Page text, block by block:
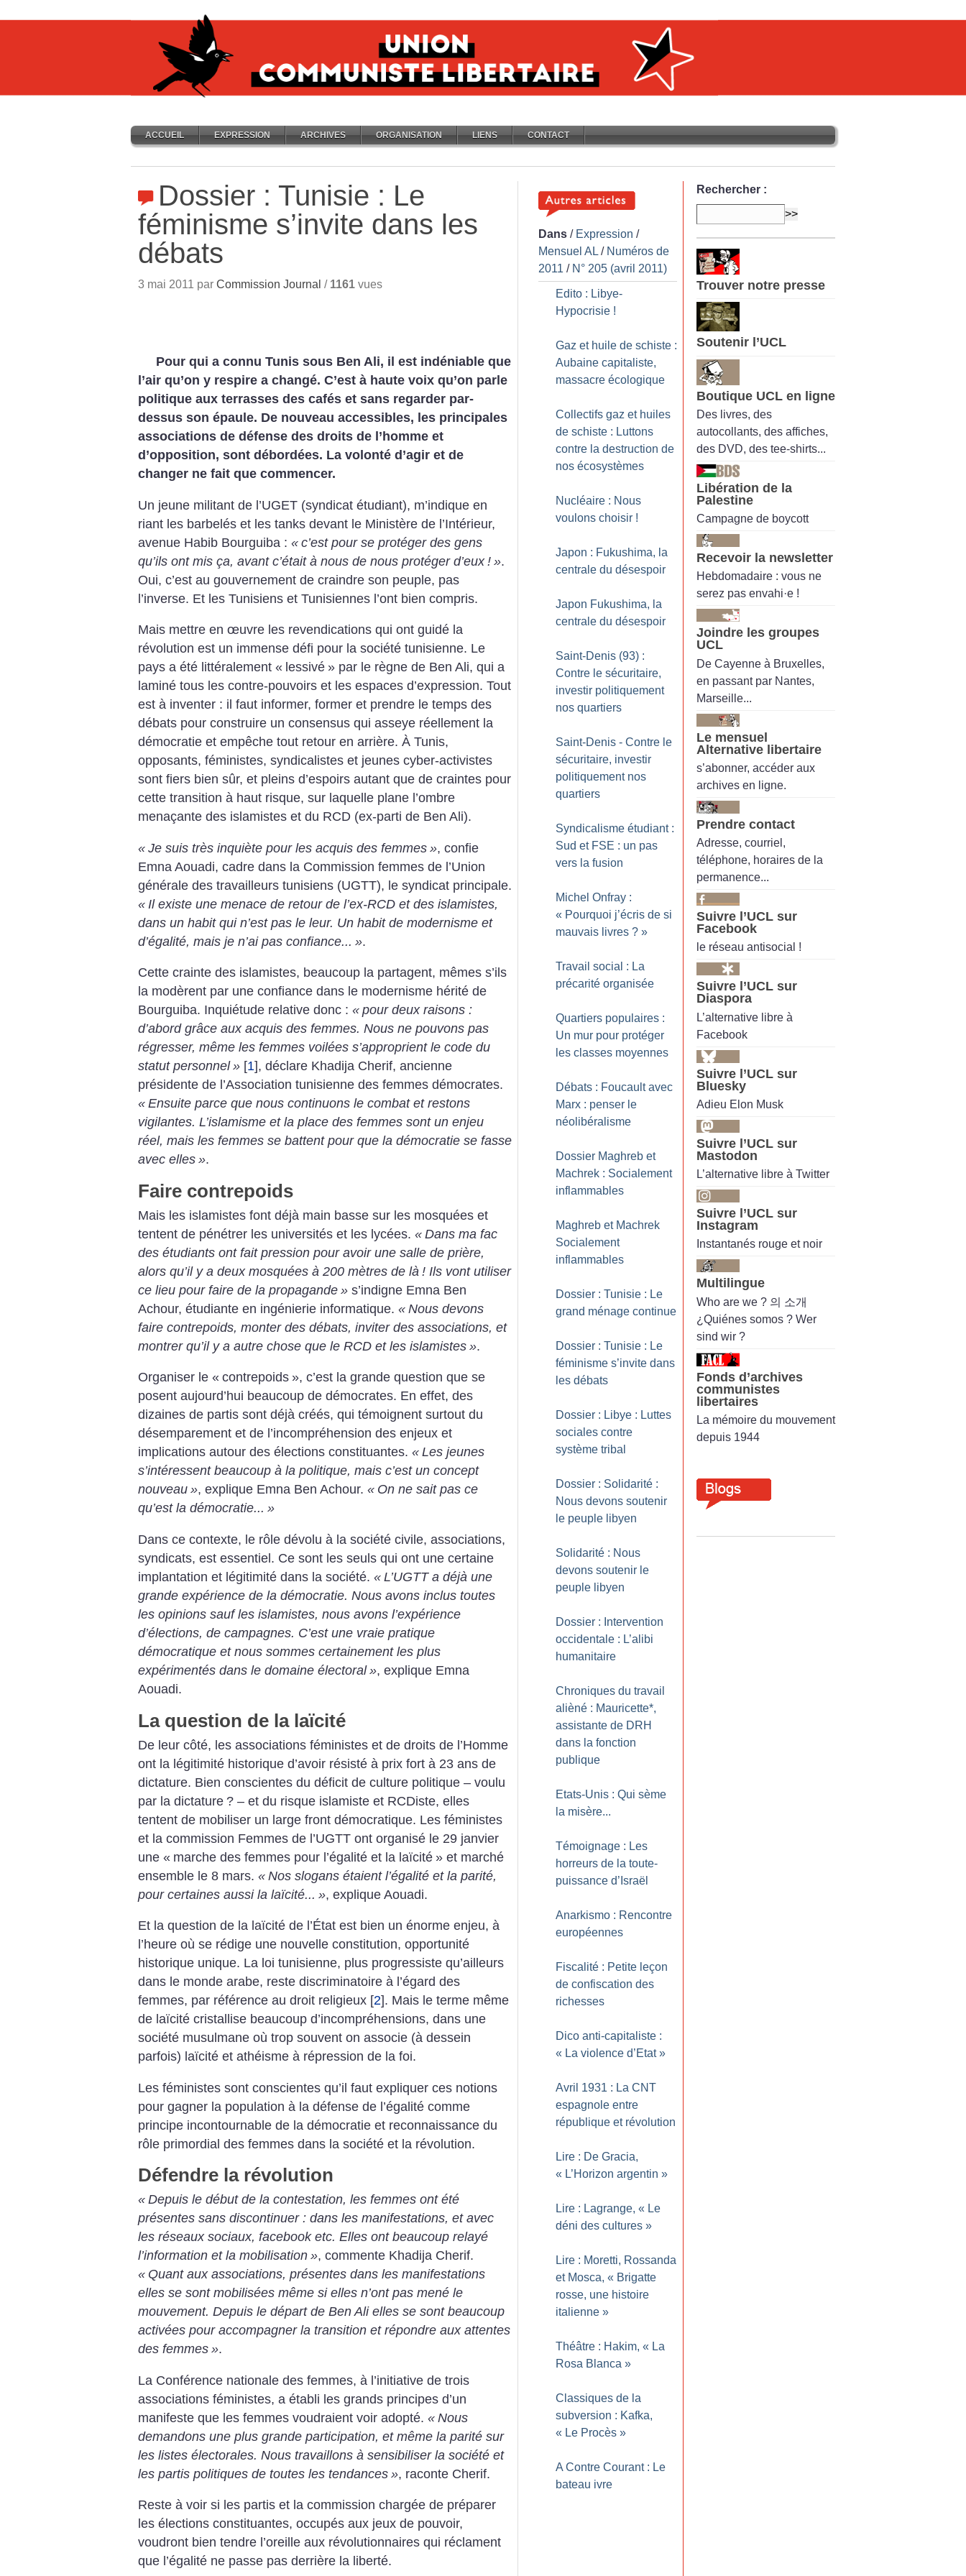
ACCUEIL EXPRESSION ARCHIVES ORGANISATION LIENS CONTACT
Dossier : Tunisie : Le
féminisme s’invite dans les
débats
3 mai 2011 par Commission Journal / 1161 vues
Pour qui a connu Tunis sous Ben Ali, il est indéniable que
l’air qu’on y respire a changé. C’est à haute voix qu’on parle
politique aux terrasses des cafés et sans regarder par-
dessus son épaule. De nouveau accessibles, les principales
associations de défense des droits de l’homme et
d’opposition, sont débordées. La volonté d’agir et de
changer ne fait que commencer.
Un jeune militant de l’UGET (syndicat étudiant), m’indique en
riant les barbelés et les tanks devant le Ministère de l’Intérieur,
avenue Habib Bourguiba : « c’est pour se protéger des gens
qu’ils ont mis ça, avant c’était à nous de nous protéger d’eux ! ».
Oui, c’est au gouvernement de craindre son peuple, pas
l’inverse. Et les Tunisiens et Tunisiennes l’ont bien compris.
Mais mettre en œuvre les revendications qui ont guidé la
révolution est un immense défi pour la société tunisienne. Le
pays a été littéralement « lessivé » par le règne de Ben Ali, qui a
laminé tous les contre-pouvoirs et les espaces d’expression. Tout
est à inventer : il faut informer, former et prendre le temps des
débats pour construire un consensus qui asseye réellement la
démocratie et empêche tout retour en arrière. À Tunis,
opposants, féministes, syndicalistes et jeunes cyber-activistes
sont fiers bien sûr, et pleins d’espoirs autant que de craintes pour
cette transition à haut risque, sur laquelle plane l’ombre
menaçante des islamistes et du RCD (ex-parti de Ben Ali).
« Je suis très inquiète pour les acquis des femmes », confie
Emna Aouadi, cadre dans la Commission femmes de l’Union
générale des travailleurs tunisiens (UGTT), le syndicat principale.
« Il existe une menace de retour de l’ex-RCD et des islamistes,
dans un habit qui n’est pas le leur. Un habit de modernisme et
d’égalité, mais je n’ai pas confiance... ».
Cette crainte des islamistes, beaucoup la partagent, mêmes s’ils
la modèrent par une confiance dans le modernisme hérité de
Bourguiba. Inquiétude relative donc : « pour deux raisons :
d’abord grâce aux acquis des femmes. Nous ne pouvons pas
régresser, même les femmes voilées s’approprient le code du
statut personnel » [1], déclare Khadija Cherif, ancienne
présidente de l’Association tunisienne des femmes démocrates.
« Ensuite parce que nous continuons le combat et restons
vigilantes. L’islamisme et la place des femmes sont un enjeu
réel, mais les femmes se battent pour que la démocratie se fasse
avec elles ».
Faire contrepoids
Mais les islamistes font déjà main basse sur les mosquées et
tentent de pénétrer les universités et les lycées. « Dans ma fac
des étudiants ont fait pression pour avoir une salle de prière,
alors qu’il y a deux mosquées à 200 mètres de là ! Ils vont utiliser
ce lieu pour faire de la propagande » s’indigne Emna Ben
Achour, étudiante en ingénierie informatique. « Nous devons
faire contrepoids, monter des débats, inviter des associations, et
montrer qu’il y a autre chose que le RCD et les islamistes ».
Organiser le « contrepoids », c’est la grande question que se
posent aujourd’hui beaucoup de démocrates. En effet, des
dizaines de partis sont déjà créés, qui témoignent surtout du
désemparement et de l’incompréhension des enjeux et
implications autour des élections constituantes. « Les jeunes
s’intéressent beaucoup à la politique, mais c’est un concept
nouveau », explique Emna Ben Achour. « On ne sait pas ce
qu’est la démocratie... »
Dans ce contexte, le rôle dévolu à la société civile, associations,
syndicats, est essentiel. Ce sont les seuls qui ont une certaine
implantation et légitimité dans la société. « L’UGTT a déjà une
grande expérience de la démocratie. Nous avons inclus toutes
les opinions sauf les islamistes, nous avons l’expérience
d’élections, de campagnes. C’est une vraie pratique
démocratique et nous sommes certainement les plus
expérimentés dans le domaine électoral », explique Emna
Aouadi.
La question de la laïcité
De leur côté, les associations féministes et de droits de l’Homme
ont la légitimité historique d’avoir résisté à prix fort à 23 ans de
dictature. Bien conscientes du déficit de culture politique – voulu
par la dictature ? – et du risque islamiste et RCDiste, elles
tentent de mobiliser un large front démocratique. Les féministes
et la commission Femmes de l’UGTT ont organisé le 29 janvier
une « marche des femmes pour l’égalité et la laïcité » et marché
ensemble le 8 mars. « Nos slogans étaient l’égalité et la parité,
pour certaines aussi la laïcité... », explique Aouadi.
Et la question de la laïcité de l’État est bien un énorme enjeu, à
l’heure où se rédige une nouvelle constitution, opportunité
historique unique. La loi tunisienne, plus progressiste qu’ailleurs
dans le monde arabe, reste discriminatoire à l’égard des
femmes, par référence au droit religieux [2]. Mais le terme même
de laïcité cristallise beaucoup d’incompréhensions, dans une
société musulmane où trop souvent on associe (à dessein
parfois) laïcité et athéisme à répression de la foi.
Les féministes sont conscientes qu’il faut expliquer ces notions
pour gagner la population à la défense de l’égalité comme
principe incontournable de la démocratie et reconnaissance du
rôle primordial des femmes dans la société et la révolution.
Défendre la révolution
« Depuis le début de la contestation, les femmes ont été
présentes sans discontinuer : dans les manifestations, et avec
les réseaux sociaux, facebook etc. Elles ont beaucoup relayé
l’information et la mobilisation », commente Khadija Cherif.
« Quant aux associations, présentes dans les manifestations
elles se sont mobilisées même si elles n’ont pas mené le
mouvement. Depuis le départ de Ben Ali elles se sont beaucoup
activées pour accompagner la transition et répondre aux attentes
des femmes ».
La Conférence nationale des femmes, à l’initiative de trois
associations féministes, a établi les grands principes d’un
manifeste que les femmes voudraient voir adopté. « Nous
demandons une plus grande participation, et même la parité sur
les listes électorales. Nous travaillons à sensibiliser la société et
les partis politiques de toutes les tendances », raconte Cherif.
Reste à voir si les partis et la commission chargée de préparer
les élections constituantes, occupés aux jeux de pouvoir,
voudront bien tendre l’oreille aux révolutionnaires qui réclament
que l’égalité ne passe pas derrière la liberté.
Dans / Expression /
Mensuel AL / Numéros de
2011 / N° 205 (avril 2011)
Edito : Libye-
Hypocrisie !
Gaz et huile de schiste :
Aubaine capitaliste,
massacre écologique
Collectifs gaz et huiles
de schiste : Luttons
contre la destruction de
nos écosystèmes
Nucléaire : Nous
voulons choisir !
Japon : Fukushima, la
centrale du désespoir
Japon Fukushima, la
centrale du désespoir
Saint-Denis (93) :
Contre le sécuritaire,
investir politiquement
nos quartiers
Saint-Denis - Contre le
sécuritaire, investir
politiquement nos
quartiers
Syndicalisme étudiant :
Sud et FSE : un pas
vers la fusion
Michel Onfray :
« Pourquoi j’écris de si
mauvais livres ? »
Travail social : La
précarité organisée
Quartiers populaires :
Un mur pour protéger
les classes moyennes
Débats : Foucault avec
Marx : penser le
néolibéralisme
Dossier Maghreb et
Machrek : Socialement
inflammables
Maghreb et Machrek
Socialement
inflammables
Dossier : Tunisie : Le
grand ménage continue
Dossier : Tunisie : Le
féminisme s’invite dans
les débats
Dossier : Libye : Luttes
sociales contre
système tribal
Dossier : Solidarité :
Nous devons soutenir
le peuple libyen
Solidarité : Nous
devons soutenir le
peuple libyen
Dossier : Intervention
occidentale : L’alibi
humanitaire
Chroniques du travail
alièné : Mauricette*,
assistante de DRH
dans la fonction
publique
Etats-Unis : Qui sème
la misère...
Témoignage : Les
horreurs de la toute-
puissance d’Israël
Anarkismo : Rencontre
européennes
Fiscalité : Petite leçon
de confiscation des
richesses
Dico anti-capitaliste :
« La violence d’Etat »
Avril 1931 : La CNT
espagnole entre
république et révolution
Lire : De Gracia,
« L’Horizon argentin »
Lire : Lagrange, « Le
déni des cultures »
Lire : Moretti, Rossanda
et Mosca, « Brigatte
rosse, une histoire
italienne »
Théâtre : Hakim, « La
Rosa Blanca »
Classiques de la
subversion : Kafka,
« Le Procès »
A Contre Courant : Le
bateau ivre
Rechercher :
Trouver notre presse
Soutenir l’UCL
Boutique UCL en ligne
Des livres, des
autocollants, des affiches,
des DVD, des tee-shirts...
Libération de la
Palestine
Campagne de boycott
Recevoir la newsletter
Hebdomadaire : vous ne
serez pas envahi·e !
Joindre les groupes
UCL
De Cayenne à Bruxelles,
en passant par Nantes,
Marseille...
Le mensuel
Alternative libertaire
s’abonner, accéder aux
archives en ligne.
Prendre contact
Adresse, courriel,
téléphone, horaires de la
permanence...
Suivre l’UCL sur
Facebook
le réseau antisocial !
Suivre l’UCL sur
Diaspora
L’alternative libre à
Facebook
Suivre l’UCL sur
Bluesky
Adieu Elon Musk
Suivre l’UCL sur
Mastodon
L’alternative libre à Twitter
Suivre l’UCL sur
Instagram
Instantanés rouge et noir
Multilingue
Who are we ? 의 소개
¿Quiénes somos ? Wer
sind wir ?
Fonds d’archives
communistes
libertaires
La mémoire du mouvement
depuis 1944